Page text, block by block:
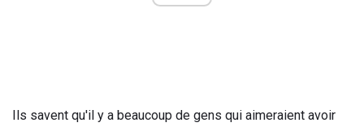
Ils savent qu'il y a beaucoup de gens qui aimeraient avoir